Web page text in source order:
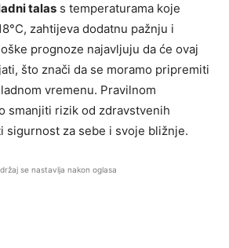
talas s temperaturama koje
zahtijeva dodatnu pažnju i
prognoze najavljuju da će ovaj
što znači da se moramo pripremiti
vremenu. Pravilnom
smanjiti rizik od zdravstvenih
sigurnost za sebe i svoje bližnje.
se nastavlja nakon oglasa